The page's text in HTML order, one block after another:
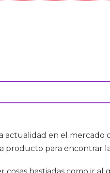
actualidad en el mercado
producto para encontrar